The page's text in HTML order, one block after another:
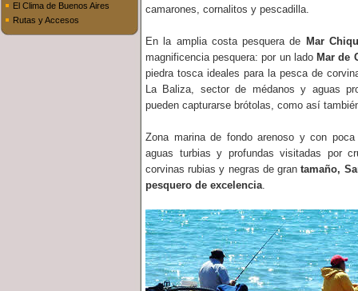
El Clima de Buenos Aires
Rutas y Accesos
camarones, cornalitos y pescadilla.
En la amplia costa pesquera de Mar
magnificencia pesquera: por un lado Mar de
piedra tosca ideales para la pesca de
La Baliza, sector de médanos y aguas
pueden capturarse brótolas, como así
Zona marina de fondo arenoso y con
aguas turbias y profundas visitadas por
corvinas rubias y negras de gran tamaño,
pesquero de excelencia.